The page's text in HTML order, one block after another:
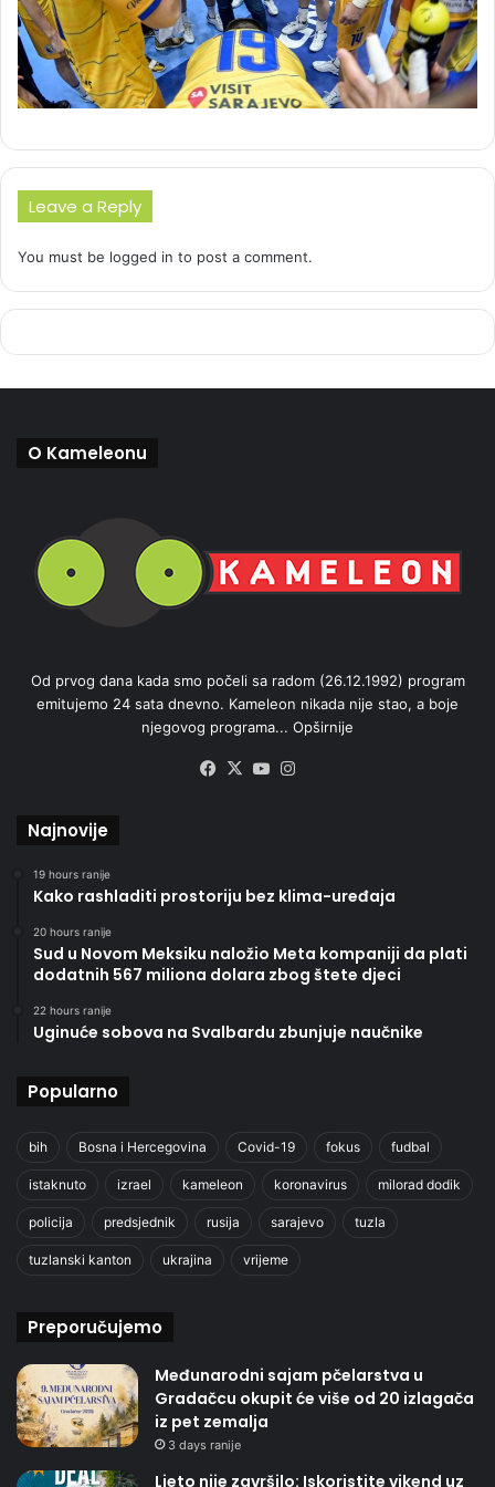
Leave a Reply
You must be logged in to post a comment.
O Kameleonu
Od prvog dana kada smo počeli sa radom (26.12.1992) program
emitujemo 24 sata dnevno. Kameleon nikada nije stao, a boje
njegovog programa... Opširnije
Facebook
X YouTube
Najnovije
19 hours ranije
Kako rashladiti prostoriju bez klima-uređaja
20 hours ranije
Sud u Novom Meksiku naložio Meta kompaniji da plati
dodatnih 567 miliona dolara zbog štete djeci
22 hours ranije
Uginuće sobova na Svalbardu zbunjuje naučnike
Popularno
bih Bosna i Hercegovina Covid-19 fokus fudbal
istaknuto izrael kameleon koronavirus milorad dodik
policija predsjednik rusija sarajevo tuzla
tuzlanski kanton ukrajina vrijeme
Preporučujemo
Međunarodni sajam pčelarstva u
Gradačcu okupit će više od 20 izlagača
iz pet zemalja
3 days ranije
Ljeto nije završilo: Iskoristite vikend uz